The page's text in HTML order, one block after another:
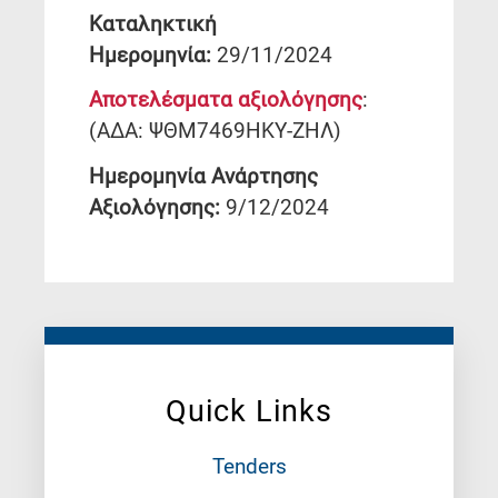
Quick Links
Tenders
Καταληκτική
Ημερομηνία: 29/11/2024
Αποτελέσματα αξιολόγησης:
(ΑΔΑ: ΨΘΜ7469ΗΚΥ-ΖΗΛ)
Ημερομηνία Ανάρτησης
Αξιολόγησης: 9/12/2024